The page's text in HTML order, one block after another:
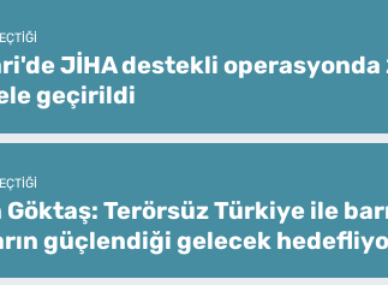
JİHA destekli operasyonda
geçirildi
Göktaş: Terörsüz Türkiye ile
güçlendiği gelecek